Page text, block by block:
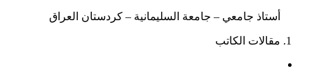
أستاذ جامعي – جامعة السليمانية – كردستان العراق
مقالات الكاتب